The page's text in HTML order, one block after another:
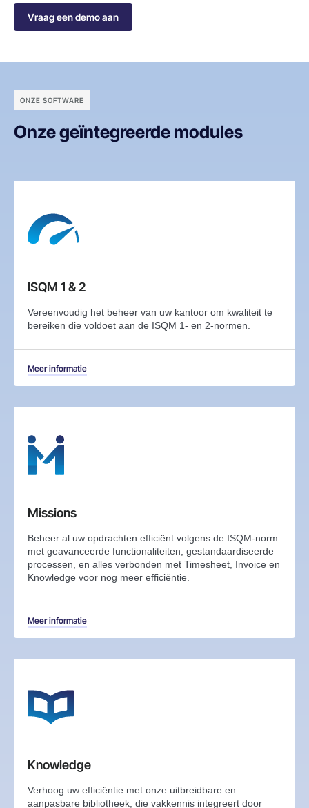
Vraag een demo aan
ONZE SOFTWARE
Onze geïntegreerde modules
ISQM 1 & 2
Vereenvoudig het beheer van uw kantoor om kwaliteit te
bereiken die voldoet aan de ISQM 1- en 2-normen.
Meer informatie
Missions
Beheer al uw opdrachten efficiënt volgens de ISQM-norm
met geavanceerde functionaliteiten, gestandaardiseerde
processen, en alles verbonden met Timesheet, Invoice en
Knowledge voor nog meer efficiëntie.
Meer informatie
Knowledge
Verhoog uw efficiëntie met onze uitbreidbare en
aanpasbare bibliotheek, die vakkennis integreert door